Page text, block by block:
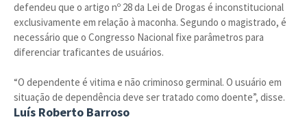
defendeu que o artigo nº 28 da Lei de Drogas é inconstitucional
exclusivamente em relação à maconha. Segundo o magistrado, é
necessário que o Congresso Nacional fixe parâmetros para
diferenciar traficantes de usuários.
“O dependente é vitima e não criminoso germinal. O usuário em
situação de dependência deve ser tratado como doente”, disse.
Luís Roberto Barroso